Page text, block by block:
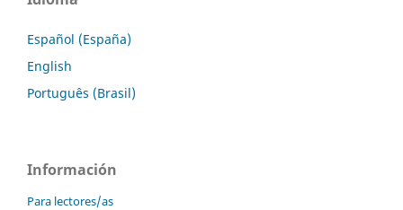
Español (España)
English
Português (Brasil)
Información
Para lectores/as